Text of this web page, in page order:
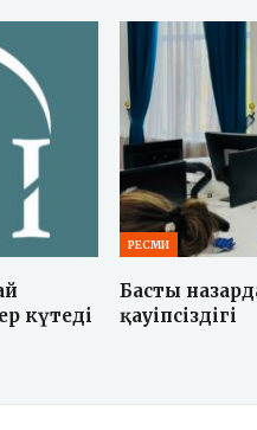
күтеді
РЕСМИ
Басты
қауіпсіздігі